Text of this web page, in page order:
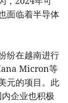
面临着半导体
纷在越南进行
Micron等
元的项目。此
企业也积极